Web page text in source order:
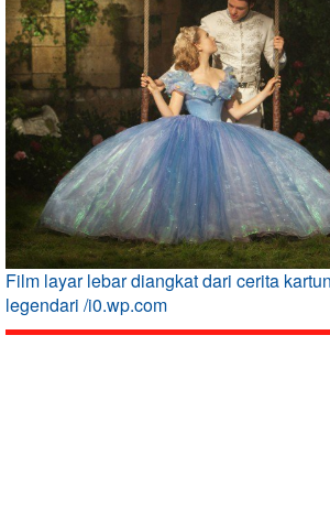
Film layar lebar diangkat dari cerita
legendari /i0.wp.com